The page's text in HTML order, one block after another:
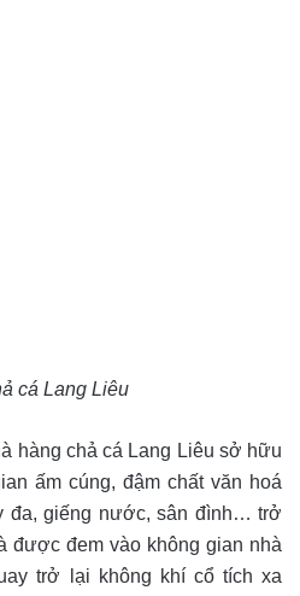
cá Lang Liêu
hàng chả cá Lang Liêu sở hữu
ấm cúng, đậm chất văn hoá
đa, giếng nước, sân đình… trở
được đem vào không gian nhà
trở lại không khí cổ tích xa